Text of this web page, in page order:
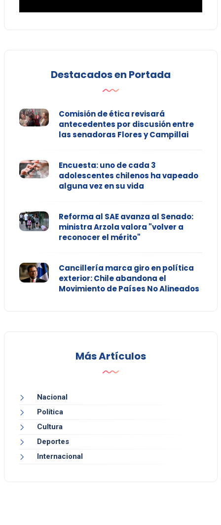
Destacados en Portada
Comisión de ética revisará
antecedentes por discusión entre
las senadoras Flores y Campillai
Encuesta: uno de cada 3
adolescentes chilenos ha vapeado
alguna vez en su vida
Reforma al SAE avanza al Senado:
ministra Arzola valora "volver a
reconocer el mérito"
Cancillería marca giro en política
exterior: Chile abandona el
Movimiento de Países No Alineados
Más Artículos
Nacional
Política
Cultura
Deportes
Internacional